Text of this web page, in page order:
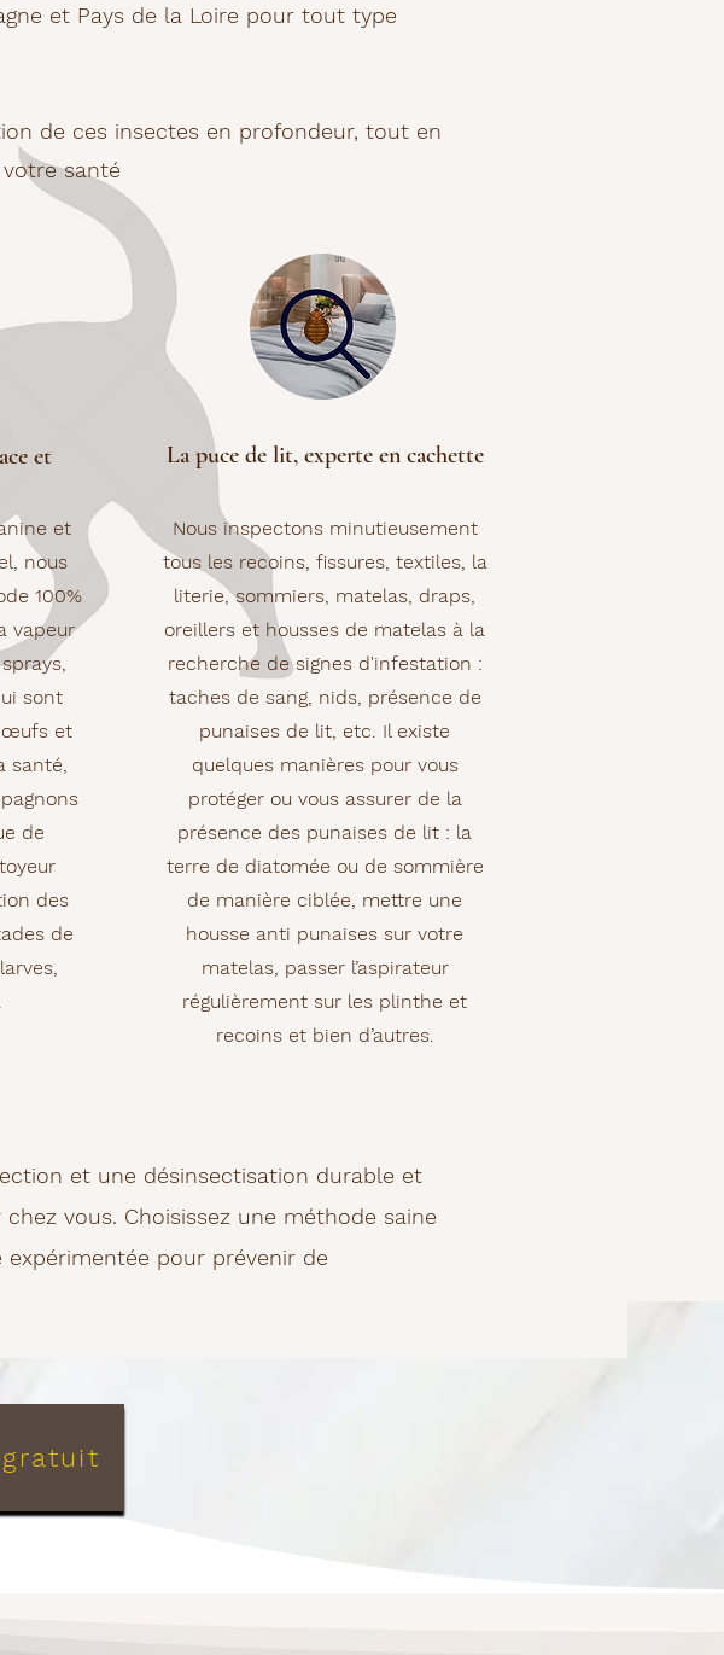
et Pays de la Loire pour tout type
de ces insectes en profondeur, tout en
santé
et
et
nous
100%
vapeur
sont
œufs et
santé,
de
des
de
La puce de lit, experte en cachette
Nous inspectons minutieusement
tous les recoins, fissures, textiles, la
literie, sommiers, matelas, draps,
oreillers et housses de matelas à la
recherche de signes d'infestation :
taches de sang, nids, présence de
punaises de lit, etc. Il existe
quelques manières pour vous
protéger ou vous assurer de la
présence des punaises de lit : la
terre de diatomée ou de sommière
de manière ciblée, mettre une
housse anti punaises sur votre
matelas, passer l’aspirateur
régulièrement sur les plinthe et
recoins et bien d’autres.
et une désinsectisation durable et
chez vous. Choisissez une méthode saine
expérimentée pour prévenir de